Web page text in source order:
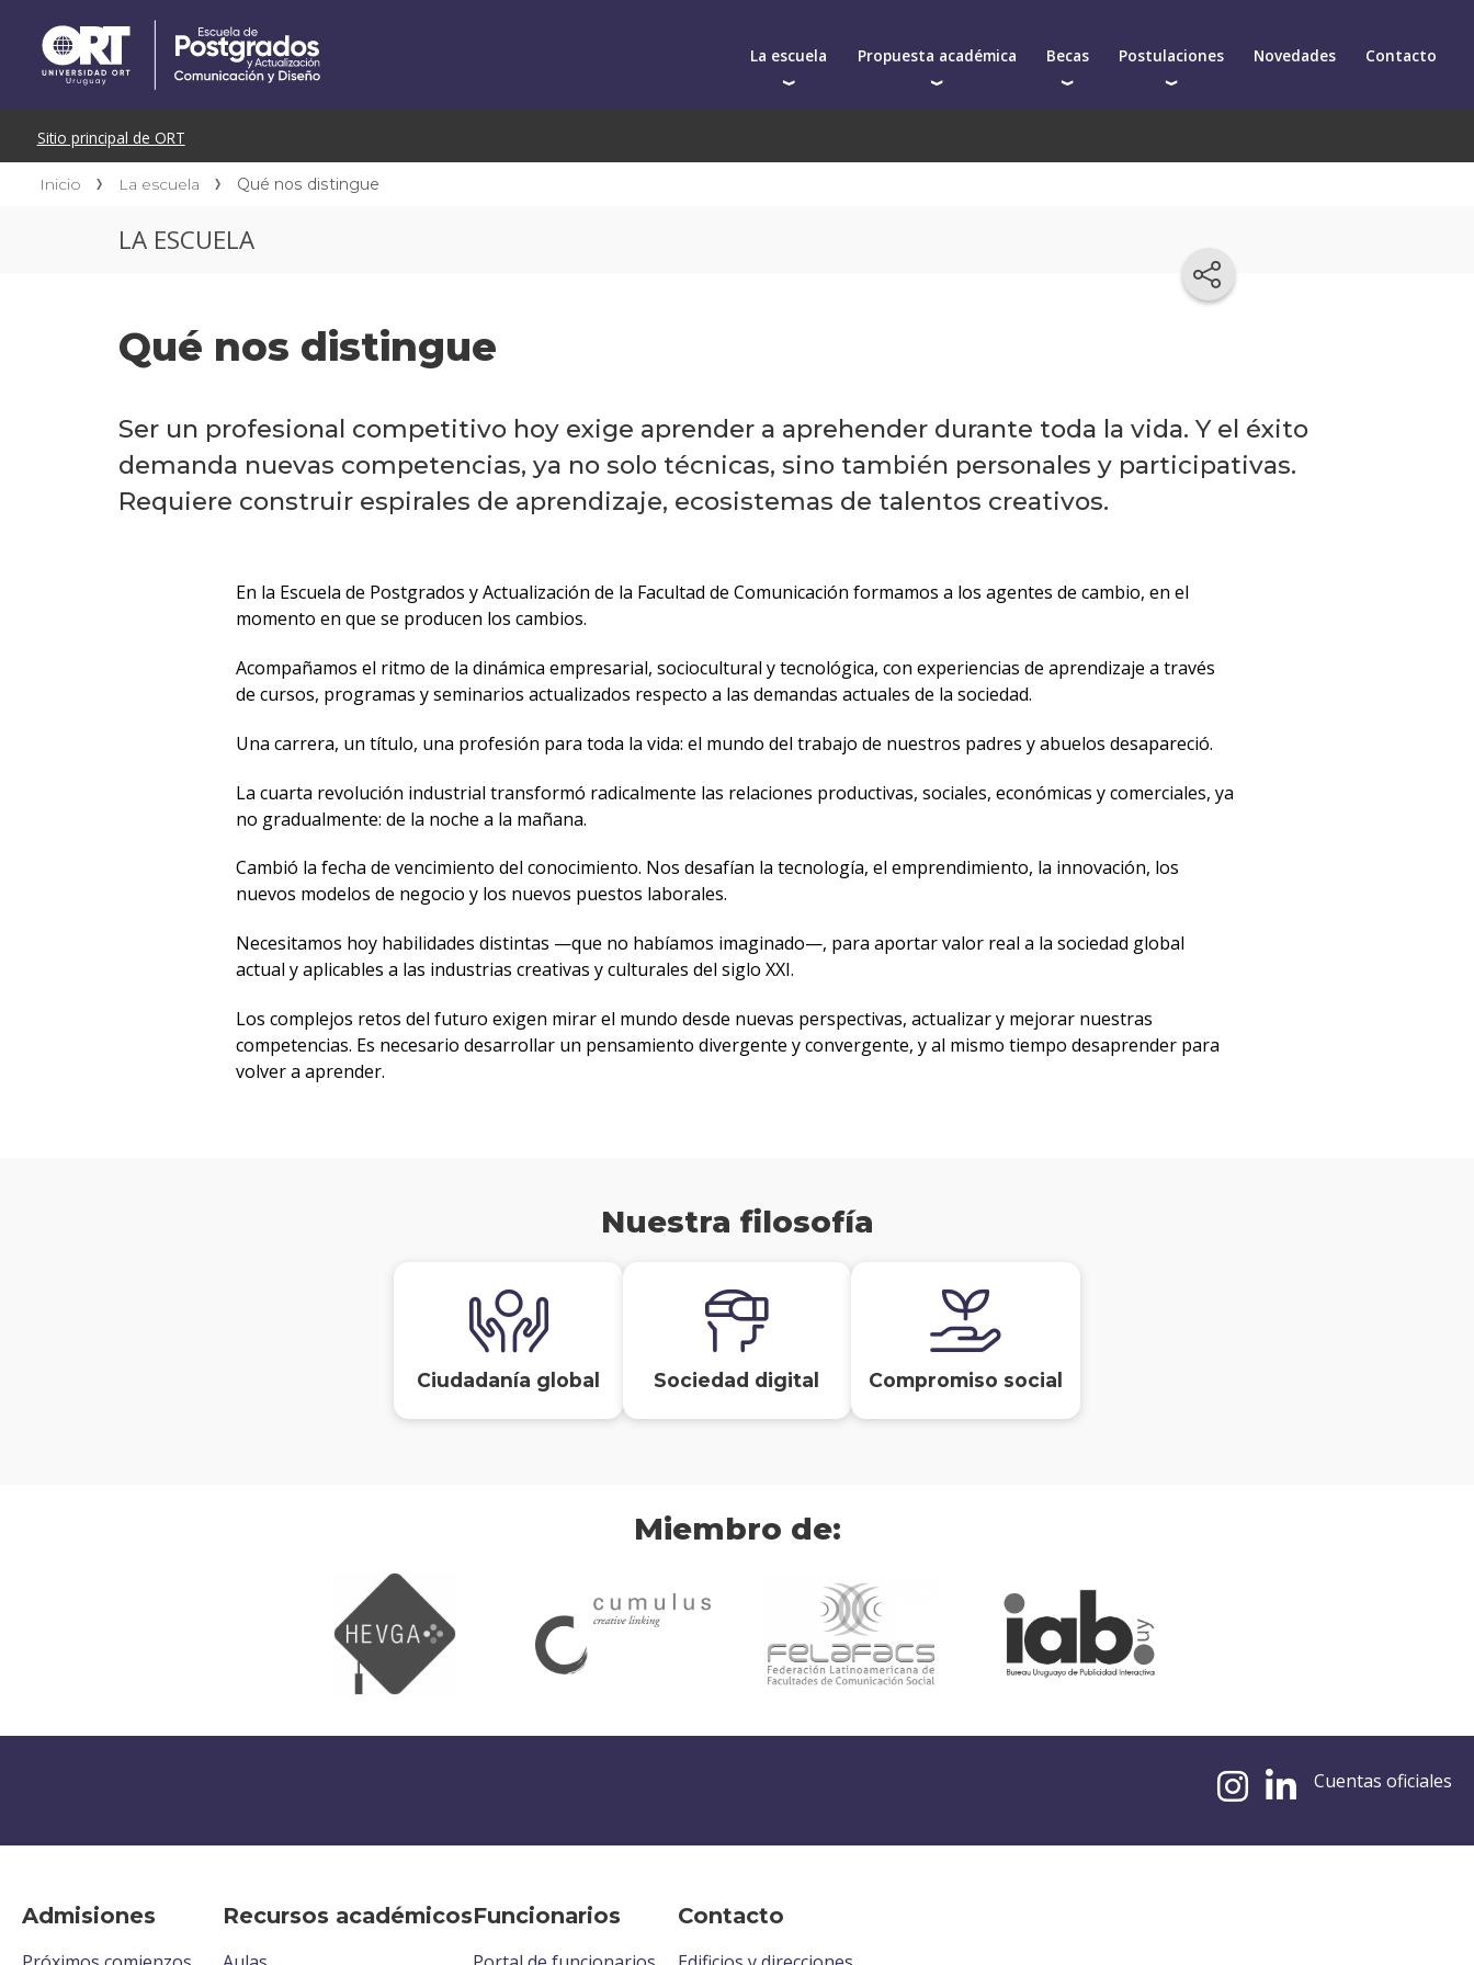
La escuela
Autoridades
Propuesta académica
Postgrados
Becas
Becas para postgrados
Postulaciones
Cómo postularte a un postgrado
Novedades Contacto
Inicio La escuela Qué nos distingue
LA ESCUELA
Qué nos distingue
Ser un profesional competitivo hoy exige aprender a aprehender durante toda la vida. Y el éxito
demanda nuevas competencias, ya no solo técnicas, sino también personales y participativas.
Requiere construir espirales de aprendizaje, ecosistemas de talentos creativos.
En la Escuela de Postgrados y Actualización de la Facultad de Comunicación formamos a los agentes de cambio, en el
momento en que se producen los cambios.
Acompañamos el ritmo de la dinámica empresarial, sociocultural y tecnológica, con experiencias de aprendizaje a través
de cursos, programas y seminarios actualizados respecto a las demandas actuales de la sociedad.
Una carrera, un título, una profesión para toda la vida: el mundo del trabajo de nuestros padres y abuelos desapareció.
La cuarta revolución industrial transformó radicalmente las relaciones productivas, sociales, económicas y comerciales, ya
no gradualmente: de la noche a la mañana.
Cambió la fecha de vencimiento del conocimiento. Nos desafían la tecnología, el emprendimiento, la innovación, los
nuevos modelos de negocio y los nuevos puestos laborales.
Necesitamos hoy habilidades distintas —que no habíamos imaginado—, para aportar valor real a la sociedad global
actual y aplicables a las industrias creativas y culturales del siglo XXI.
Los complejos retos del futuro exigen mirar el mundo desde nuevas perspectivas, actualizar y mejorar nuestras
competencias. Es necesario desarrollar un pensamiento divergente y convergente, y al mismo tiempo desaprender para
volver a aprender.
Nuestra filosofía
Ciudadanía global Sociedad digital Compromiso social
Miembro de:
Admisiones Recursos académicosFuncionarios Contacto
Cuentas oficiales